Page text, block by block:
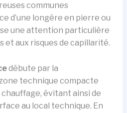
communes
d’une longère en pierre ou
une attention particulière
et aux risques de capillarité.
débute par la
technique compacte
évitant ainsi de
au local technique. En